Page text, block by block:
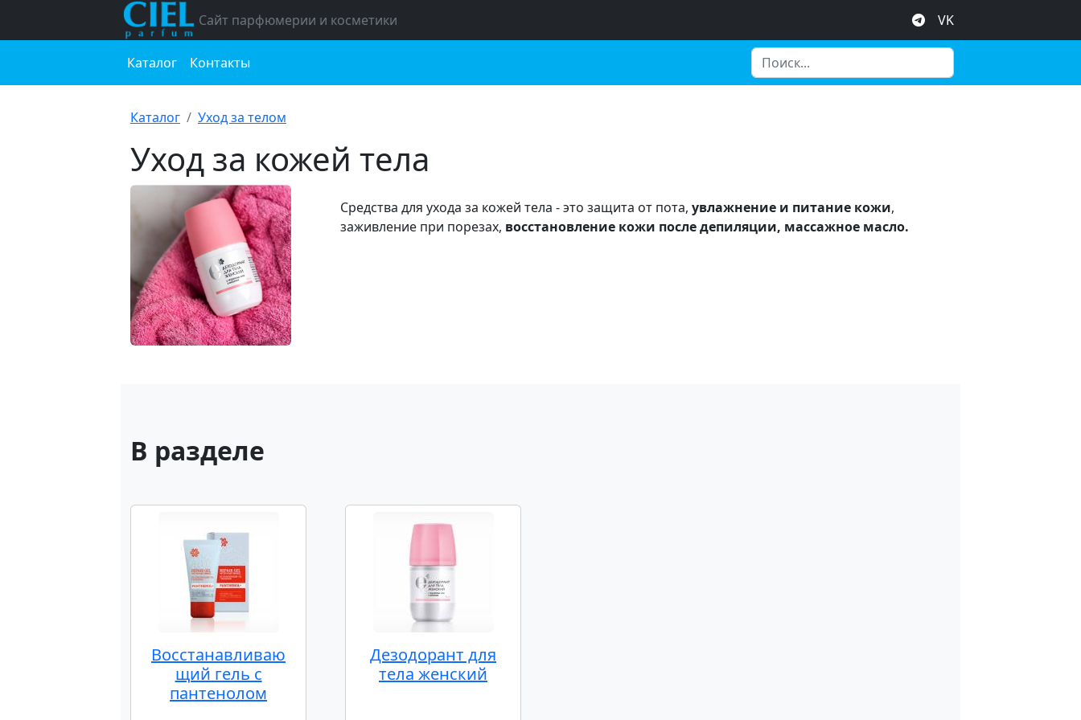
Сайт парфюмерии и косметики VK
Каталог Контакты
Каталог Уход за телом
Уход за кожей тела
Средства для ухода за кожей тела - это защита от пота, увлажнение и питание кожи,
заживление при порезах, восстановление кожи после депиляции, массажное масло.
В разделе
Восстанавливаю
щий гель с
пантенолом
Дезодорант для
тела женский